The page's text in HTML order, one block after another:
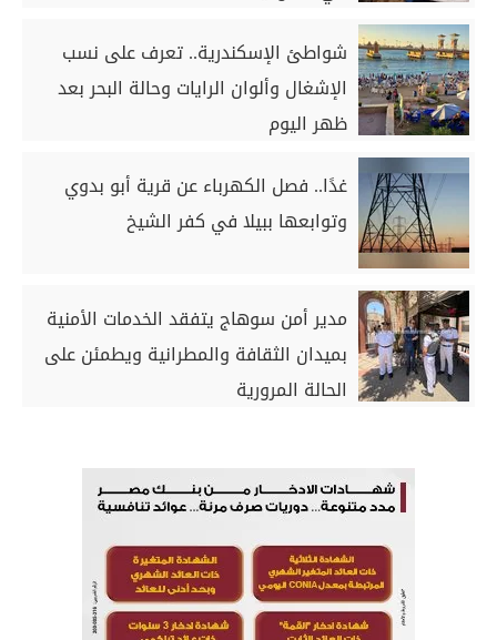
شواطئ الإسكندرية.. تعرف على نسب
الإشغال وألوان الرايات وحالة البحر بعد
ظهر اليوم
غدًا.. فصل الكهرباء عن قرية أبو بدوي
وتوابعها ببيلا في كفر الشيخ
مدير أمن سوهاج يتفقد الخدمات الأمنية
بميدان الثقافة والمطرانية ويطمئن على
الحالة المرورية